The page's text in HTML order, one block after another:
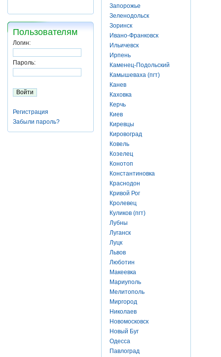
Пользователям
Логин:
Пароль:
Регистрация
Забыли пароль?
Запорожье
Зеленодольск
Зоринск
Ивано-Франковск
Ильичевск
Ирпень
Каменец-Подольский
Камышеваха (пгт)
Канев
Каховка
Керчь
Киев
Киревцы
Кировоград
Ковель
Козелец
Конотоп
Константиновка
Краснодон
Кривой Рог
Кролевец
Куликов (пгт)
Лубны
Луганск
Луцк
Львов
Люботин
Макеевка
Мариуполь
Мелитополь
Миргород
Николаев
Новомосковск
Новый Буг
Одесса
Павлоград